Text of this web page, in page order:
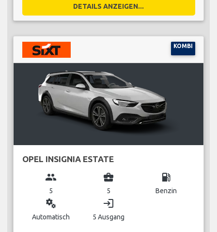
DETAILS ANZEIGEN...
KOMBI
OPEL INSIGNIA ESTATE
group
5
business_center
5
local_gas_station
Benzin
miscellaneous_services
Automatisch
login
5 Ausgang